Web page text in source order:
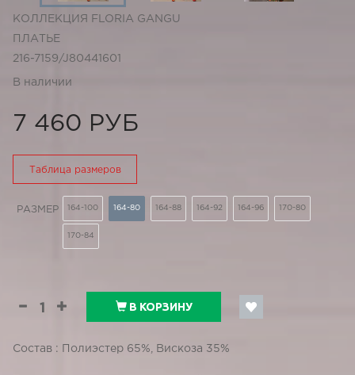
КОЛЛЕКЦИЯ FLORIA GANGU
ПЛАТЬЕ
216-7159/J80441601
В наличии
7 460 РУБ
Таблица размеров
РАЗМЕР 164-100 164-80 164-88 164-92 164-96 170-80
170-84
В КОРЗИНУ
Состав : Полиэстер 65%, Вискоза 35%